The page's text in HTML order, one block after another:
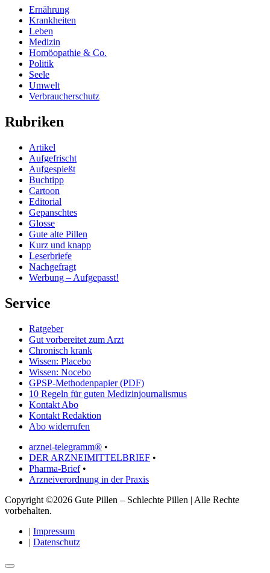
Ernährung
Krankheiten
Leben
Medizin
Homöopathie & Co.
Politik
Seele
Umwelt
Verbraucherschutz
Rubriken
Artikel
Aufgefrischt
Aufgespießt
Buchtipp
Cartoon
Editorial
Gepanschtes
Glosse
Gute alte Pillen
Kurz und knapp
Leserbriefe
Nachgefragt
Werbung – Aufgepasst!
Service
Ratgeber
Gut vorbereitet zum Arzt
Chronisch krank
Wissen: Placebo
Wissen: Nocebo
GPSP-Methodenpapier (PDF)
10 Regeln für guten Medizinjournalismus
Kontakt Abo
Kontakt Redaktion
Abo widerrufen
arznei-telegramm® •
DER ARZNEIMITTELBRIEF •
Pharma-Brief•
Arzneiverordnung in der Praxis
Copyright ©2026 Gute Pillen – Schlechte Pillen | Alle Rechte
vorbehalten.
| Impressum
| Datenschutz